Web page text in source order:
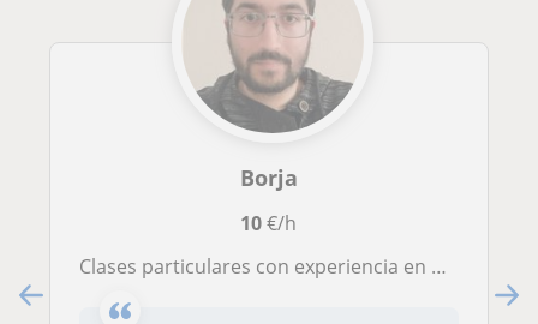
Borja
10€/h
Clases particulares con experiencia en diversas materias como Matemáticas, Lengua, Historia